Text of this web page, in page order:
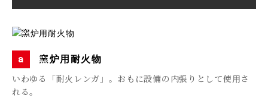
窯炉用耐火物
いわゆる「耐火レンガ」。おもに設備の内張りとして使用さ
れる。